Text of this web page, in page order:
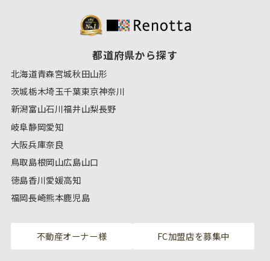
都道府県から探す
北海道青森宮城秋田山形
茨城栃木埼玉千葉東京神奈川
新潟富山石川福井山梨長野
岐阜静岡愛知
大阪兵庫奈良
鳥取島根岡山広島山口
徳島香川愛媛高知
福岡長崎熊本鹿児島
不動産オーナー様 FC加盟店を募集中